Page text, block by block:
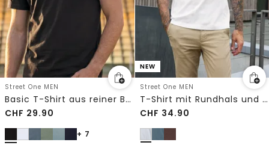
Street One MEN
Basic T-Shirt aus reiner Baumwolle
CHF 29.90
+ 7
NEW
Street One MEN
T-Shirt mit Rundhals und Print
CHF 34.90